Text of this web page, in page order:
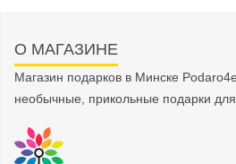
О МАГАЗИНЕ
Магазин подарков в Минске
необычные, прикольные подарки для